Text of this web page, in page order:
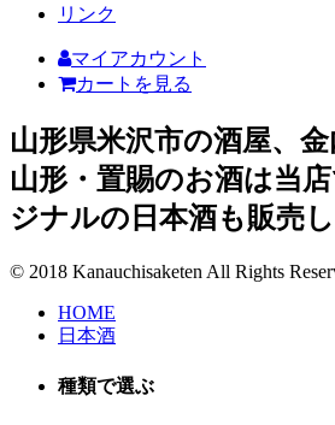
リンク
マイアカウント
カートを見る
山形県米沢市の酒屋、金
山形・置賜のお酒は当
ジナルの日本酒も販売
© 2018 Kanauchisaketen All Rights
HOME
日本酒
種類で選ぶ